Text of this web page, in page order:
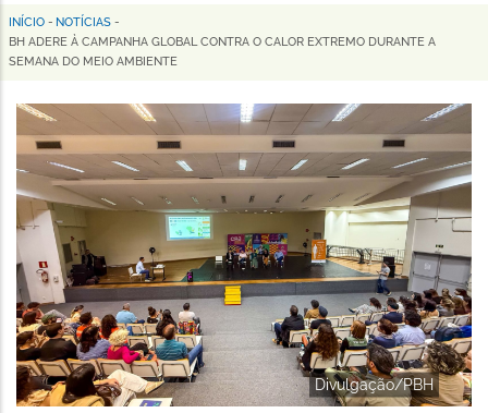
Horizonte
Trilha
de
navegação
INÍCIO - NOTÍCIAS -
BH ADERE À CAMPANHA GLOBAL CONTRA O CALOR EXTREMO DURANTE A
SEMANA DO MEIO AMBIENTE
Divulgação/PBH